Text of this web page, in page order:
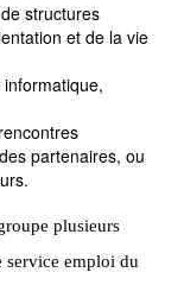
structures
et de la vie
partenaires, ou
plusieurs
service emploi du